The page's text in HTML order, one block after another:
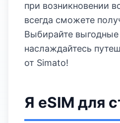
при возникновении
всегда сможете
Выбирайте
наслаждайтесь
от Simato!
Я eSIM для